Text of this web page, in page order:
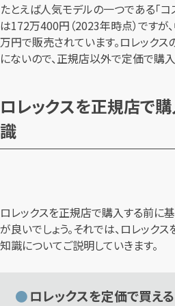
たとえば人気モデルの一つである「コ
は172万400円（2023年時点）です
万円で販売されています。ロレック
にないので、正規店以外で定価で購入
ロレックスを正規店で
識
ロレックスを正規店で購入する前に
が良いでしょう。それでは、ロレック
知識についてご説明していきます。
ロレックスを定価で買え